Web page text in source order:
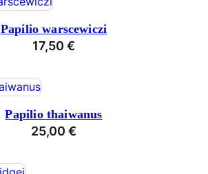
Papilio warscewiczi
17,50 €
Papilio thaiwanus
25,00 €